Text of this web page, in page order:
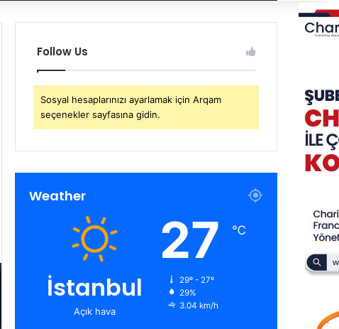
Follow Us
Sosyal hesaplarınızı ayarlamak için Arqam
seçenekler sayfasına gidin.
Weather
İstanbul
Açık hava
27 ℃
29º - 27º
29%
3.04 km/h